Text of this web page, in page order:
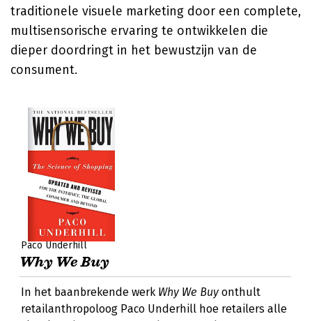
traditionele visuele marketing door een complete,
multisensorische ervaring te ontwikkelen die
dieper doordringt in het bewustzijn van de
consument.
Paco Underhill
Why We Buy
In het baanbrekende werk Why We Buy onthult
retailanthropoloog Paco Underhill hoe retailers alle